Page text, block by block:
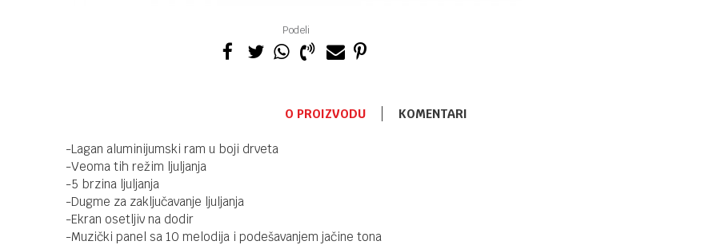
Podeli
O PROIZVODU KOMENTARI
-Lagan aluminijumski ram u boji drveta
-Veoma tih režim ljuljanja
-5 brzina ljuljanja
-Dugme za zaključavanje ljuljanja
-Ekran osetljiv na dodir
-Muzički panel sa 10 melodija i podešavanjem jačine tona